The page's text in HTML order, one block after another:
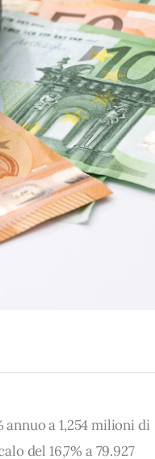
a 1,254 milioni di
del 16,7% a 79.927